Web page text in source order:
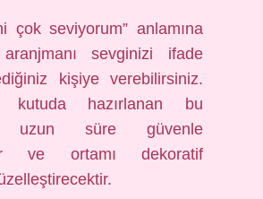
çok seviyorum” anlamına
sevginizi ifade
kişiye verebilirsiniz.
hazırlanan bu
uzun süre güvenle
ve ortamı dekoratif